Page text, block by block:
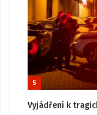
5
Vyjádření k